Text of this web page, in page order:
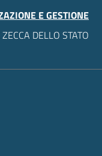
E GESTIONE
DELLO STATO